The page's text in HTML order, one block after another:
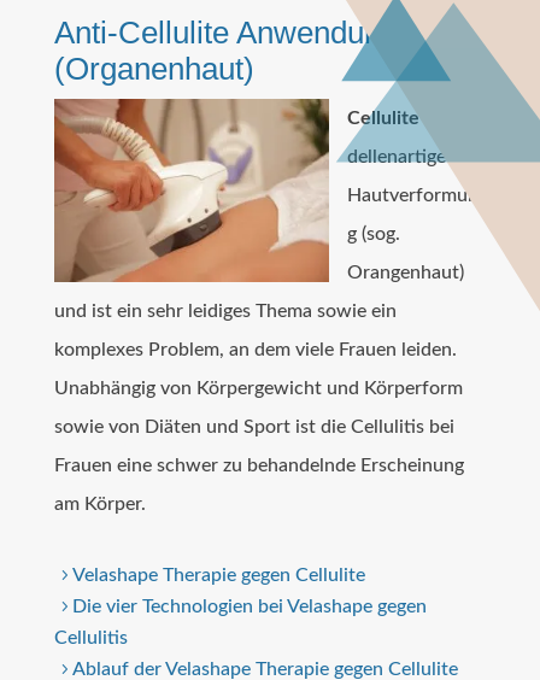
Anti-Cellulite Anwendung
(Organenhaut)
Celluliteist eine
dellenartige
Hautverformun
g (sog.
Orangenhaut)
und ist ein sehr leidiges Thema sowie ein
komplexes Problem, an dem viele Frauen leiden.
Unabhängig von Körpergewicht und Körperform
sowie von Diäten und Sport ist die Cellulitis bei
Frauen eine schwer zu behandelnde Erscheinung
am Körper.
Velashape Therapie gegen Cellulite
Die vier Technologien bei Velashape gegen
Cellulitis
Ablauf der Velashape Therapie gegen Cellulite